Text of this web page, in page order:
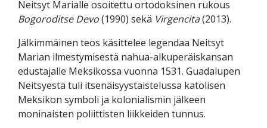
Neitsyt Marialle osoitettu ortodoksinen rukous
Bogoroditse Devo(1990) sekä Virgencita(2013).
Jälkimmäinen teos käsittelee legendaa Neitsyt
Marian ilmestymisestä nahua-alkuperäiskansan
edustajalle Meksikossa vuonna 1531. Guadalupen
Neitsyestä tuli itsenäisyystaistelussa katolisen
Meksikon symboli ja kolonialismin jälkeen
moninaisten poliittisten liikkeiden tunnus.